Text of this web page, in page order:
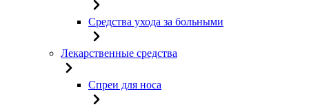
Средства ухода за больными
Лекарственные средства
Спреи для носа